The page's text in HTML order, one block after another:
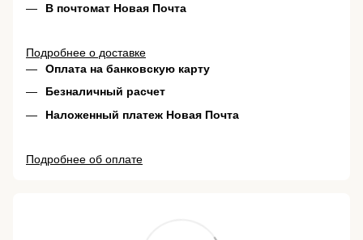
В почтомат Новая Почта
Подробнее о доставке
Оплата на банковскую карту
Безналичный расчет
Наложенный платеж Новая Почта
Подробнее об оплате